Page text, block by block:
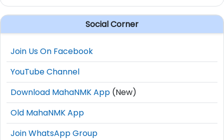
Social Corner
Join Us On Facebook
YouTube Channel
Download MahaNMK App (New)
Old MahaNMK App
Join WhatsApp Group